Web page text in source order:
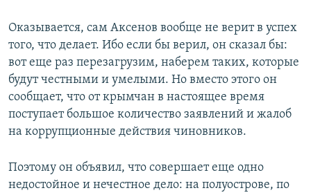
Оказывается, сам Аксенов вообще не верит в успех
того, что делает. Ибо если бы верил, он сказал бы:
вот еще раз перезагрузим, наберем таких, которые
будут честными и умелыми. Но вместо этого он
сообщает, что от крымчан в настоящее время
поступает большое количество заявлений и жалоб
на коррупционные действия чиновников.
Поэтому он объявил, что совершает еще одно
недостойное и нечестное дело: на полуострове, по